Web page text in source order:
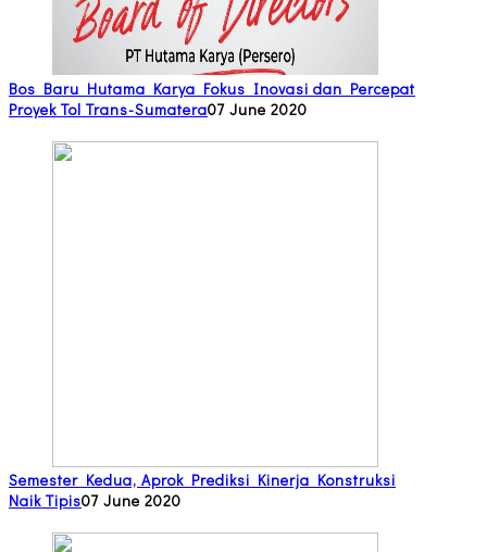
Bos Baru Hutama Karya Fokus Inovasi dan Percepat
Proyek Tol Trans-Sumatera07 June 2020
Semester Kedua, Aprok Prediksi Kinerja Konstruksi
Naik Tipis07 June 2020